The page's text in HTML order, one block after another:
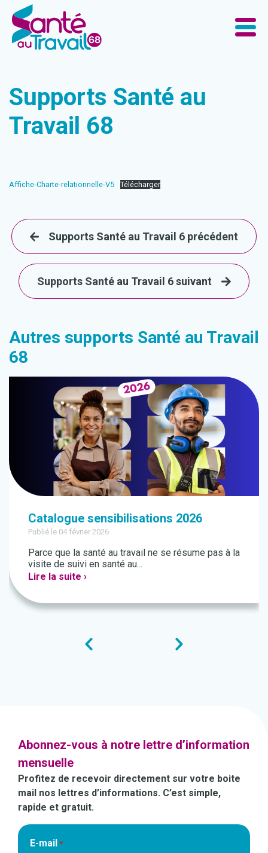
Supports Santé au
Travail 68
Affiche-Charte-relationnelle-V5 Télécharger
Supports Santé au Travail 6 précédent
Supports Santé au Travail 6 suivant
Autres supports Santé au Travail
68
Catalogue sensibilisations 2026
Publié le 04 février 2026
Parce que la santé au travail ne se résume pas à la
visite de suivi en santé au...
Lire la suite ›
Abonnez-vous à notre lettre d’information
mensuelle
Profitez de recevoir directement sur votre boite
mail nos lettres d’informations. C’est simple,
rapide et gratuit.
E-mail *